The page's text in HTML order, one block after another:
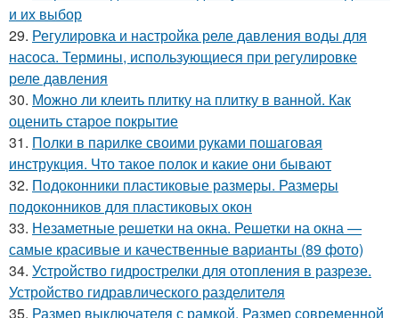
и их выбор
29. Регулировка и настройка реле давления воды для
насоса. Термины, использующиеся при регулировке
реле давления
30. Можно ли клеить плитку на плитку в ванной. Как
оценить старое покрытие
31. Полки в парилке своими руками пошаговая
инструкция. Что такое полок и какие они бывают
32. Подоконники пластиковые размеры. Размеры
подоконников для пластиковых окон
33. Незаметные решетки на окна. Решетки на окна —
самые красивые и качественные варианты (89 фото)
34. Устройство гидрострелки для отопления в разрезе.
Устройство гидравлического разделителя
35. Размер выключателя с рамкой. Размер современной